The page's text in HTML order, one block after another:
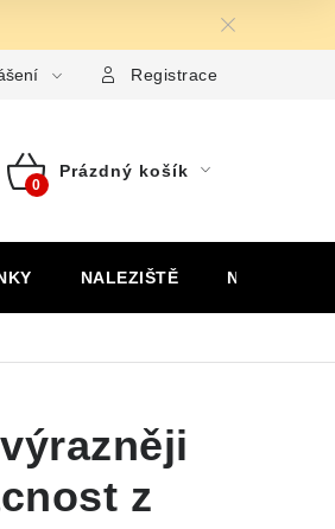
Formulář pro odstoupení
Registrace
Nákupní
Prázdný košík
NALEZIŠTĚ NÁŠ PŘÍBĚH
z